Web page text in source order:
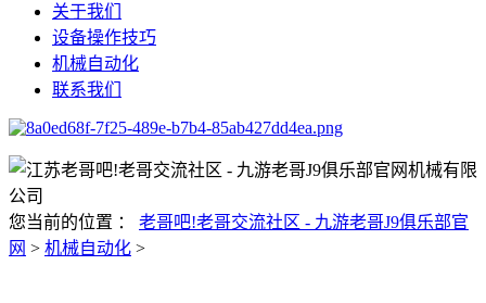
关于我们
设备操作技巧
机械自动化
联系我们
您当前的位置 ： 老哥吧!老哥交流社区 - 九游老哥J9俱乐部官
网 > 机械自动化 >